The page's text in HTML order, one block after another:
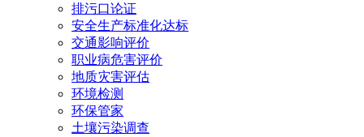
排污口论证
安全生产标准化达标
交通影响评价
职业病危害评价
地质灾害评估
环境检测
环保管家
土壤污染调查